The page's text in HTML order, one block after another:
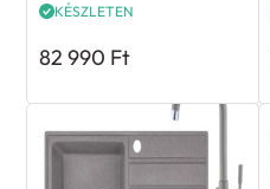
KÉSZLETEN
82 990 Ft